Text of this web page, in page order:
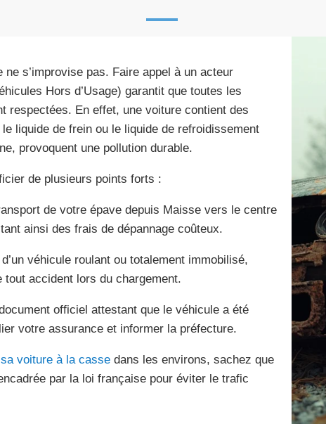
s’improvise pas. Faire appel à un acteur
Hors d’Usage) garantit que toutes les
respectées. En effet, une voiture contient des
liquide de frein ou le liquide de refroidissement
provoquent une pollution durable.
de plusieurs points forts :
de votre épave depuis Maisse vers le centre
ainsi des frais de dépannage coûteux.
d’un véhicule roulant ou totalement immobilisé,
tout accident lors du chargement.
officiel attestant que le véhicule a été
votre assurance et informer la préfecture.
voiture à la casse dans les environs, sachez que
par la loi française pour éviter le trafic